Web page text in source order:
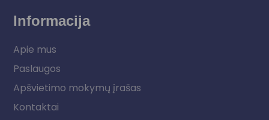
Informacija
Apie mus
Paslaugos
Apšvietimo mokymų įrašas
Kontaktai